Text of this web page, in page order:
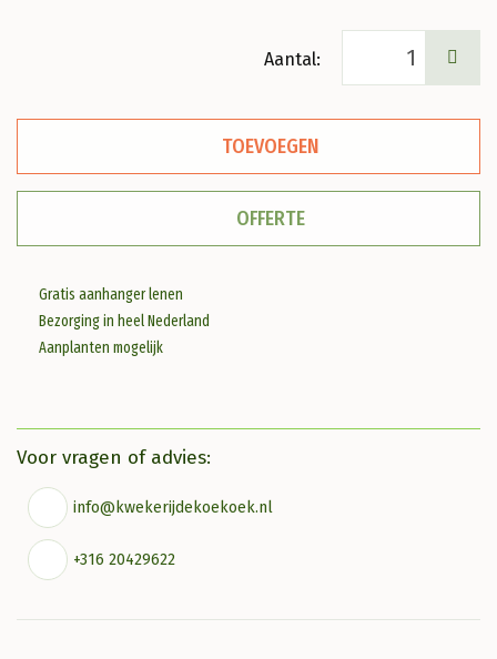
Euonymus
alat.
'Compactus'
aantal
TOEVOEGEN
OFFERTE
Gratis aanhanger lenen
Bezorging in heel Nederland
Aanplanten mogelijk
Voor vragen of advies:
info@kwekerijdekoekoek.nl
+316 20429622